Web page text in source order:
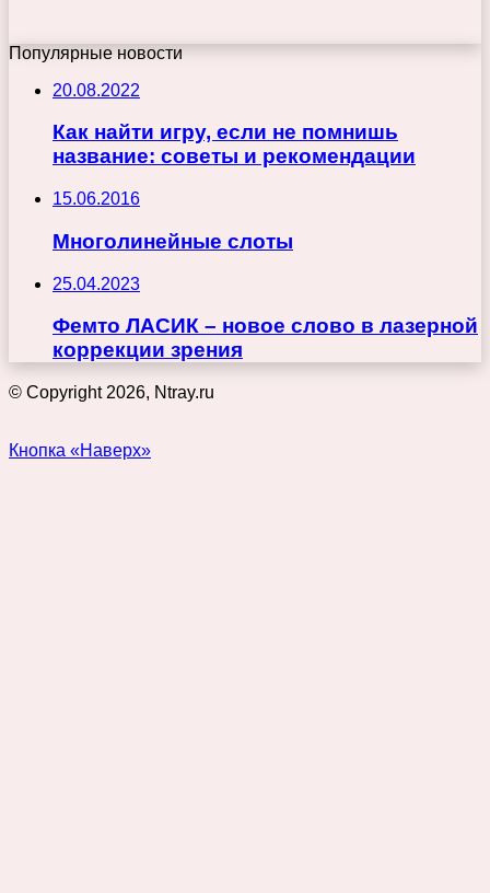
Популярные новости
20.08.2022
Как найти игру, если не помнишь
название: советы и рекомендации
15.06.2016
Многолинейные слоты
25.04.2023
Фемто ЛАСИК – новое слово в лазерной
коррекции зрения
© Copyright 2026, Ntray.ru
Кнопка «Наверх»